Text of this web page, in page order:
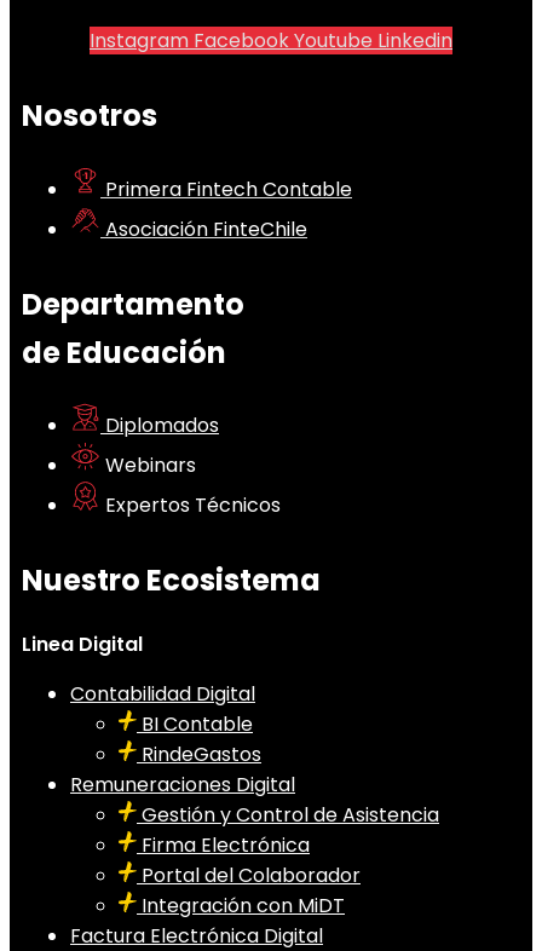
Instagram FacebookYoutube Linkedin
Nosotros
Primera Fintech Contable
Asociación FinteChile
Departamento
de Educación
Diplomados
Webinars
Expertos Técnicos
Nuestro Ecosistema
Linea Digital
Contabilidad Digital
BI Contable
RindeGastos
Remuneraciones Digital
Gestión y Control de Asistencia
Firma Electrónica
Portal del Colaborador
Integración con MiDT
Factura Electrónica Digital